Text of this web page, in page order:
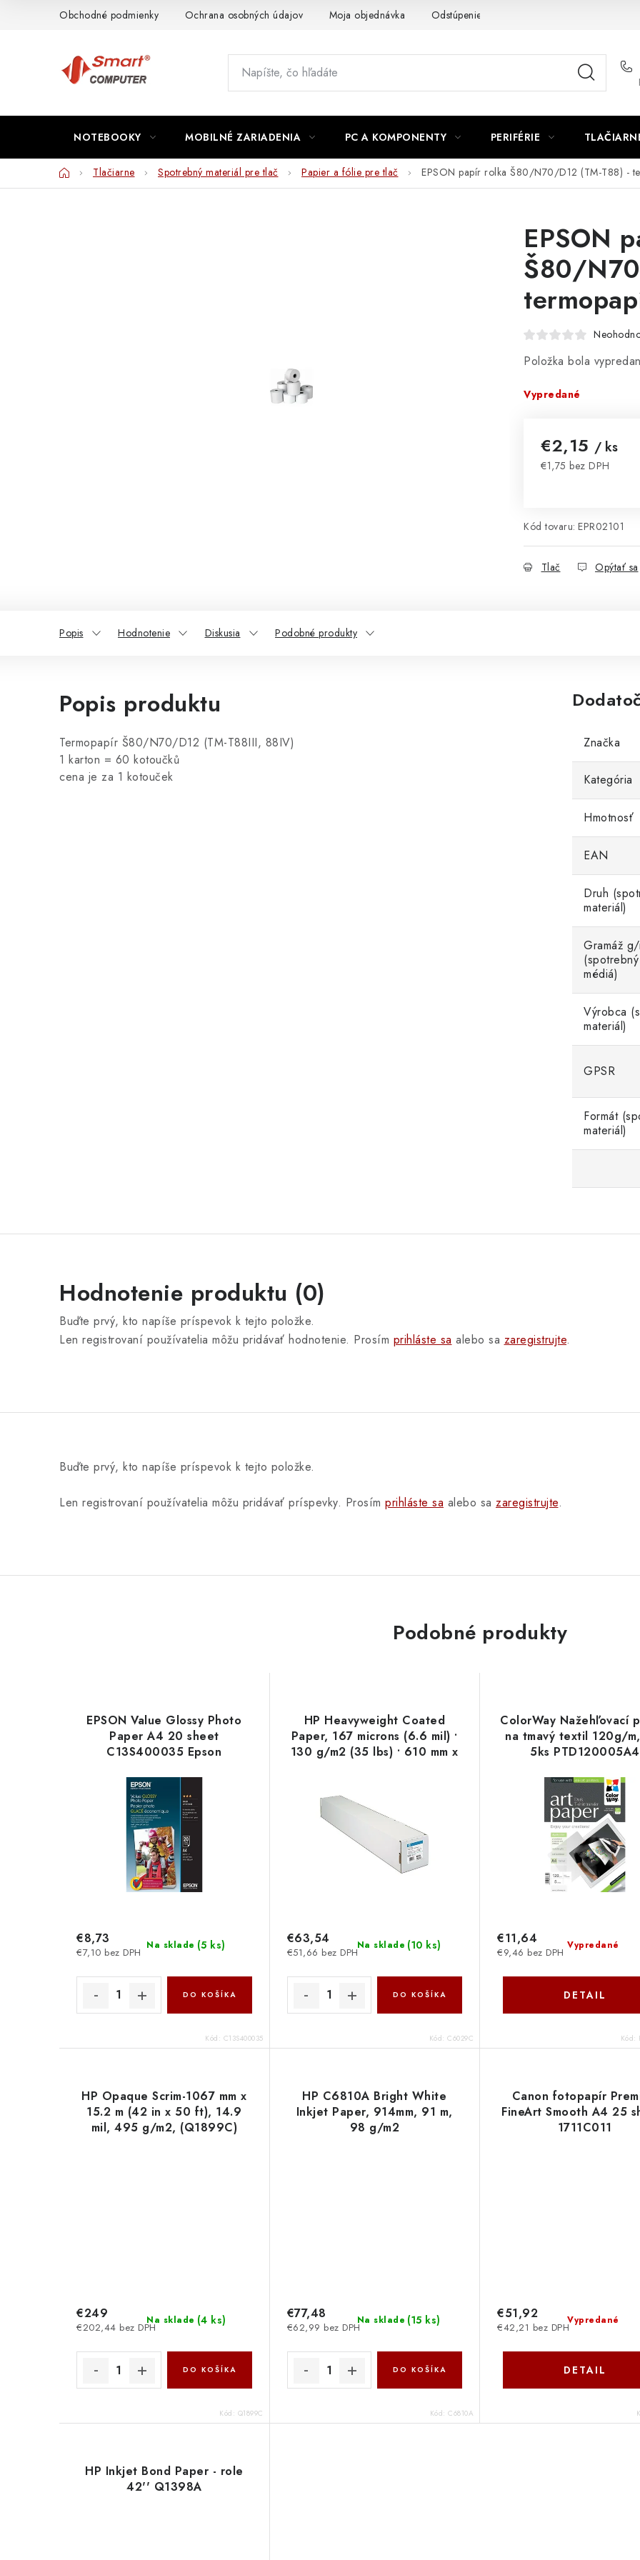
Obchodné podmienky Ochrana osobných údajov Moja objednávka Odstúpenie od zmluvy
NOTEBOOKY MOBILNÉ ZARIADENIA PC A KOMPONENTY PERIFÉRIE
DomovTlačiarne Spotrebný materiál pre tlač Papier a fólie pre tlač EPSON papír rolka Š80/N70/D12 (TM-T88) -
EPSON
Š80/
Položka bola
Vypredané
€2,15 / ks
€1,75 bez DPH
Kód tovaru: EPR02101
Tlač Opýtať sa
Popis Hodnotenie Diskusia Podobné produkty
Popis produktu
Termopapír Š80/N70/D12 (TM-T88III, 88IV)
1 karton = 60 kotoučků
cena je za 1 kotouček
Značka
Kategória
Hmotnosť
EAN
Druh
materiál)
Gramáž g/
médiá)
Výrobca
materiál)
GPSR
Formát
materiál)
Hodnotenie produktu (0)
Buďte prvý, kto napíše príspevok k tejto položke.
Len registrovaní používatelia môžu pridávať hodnotenie. Prosím prihláste sa alebo sa zaregistrujte.
Buďte prvý, kto napíše príspevok k tejto položke.
Len registrovaní používatelia môžu pridávať príspevky. Prosím prihláste sa alebo sa zaregistrujte.
Podobné produkty
EPSON Value Glossy Photo
Paper A4 20 sheet
C13S400035 Epson
Na sklade (5 ks)
€7,10 bez DPH
€8,73
DO KOŠÍKA
Kód: C13S400035
HP Heavyweight Coated
Paper, 167 microns (6.6 mil) •
130 g/m2 (35 lbs) • 610 mm x
Na sklade (10 ks)
€51,66 bez DPH
€63,54
DO KOŠÍKA
Kód: C6029C
ColorWay Nažehľovací
na tmavý textil 120g/
5ks PTD120005A4
Vypredané
€9,46 bez DPH
€11,64
DETAIL
Kód:
HP Opaque Scrim-1067 mm x
15.2 m (42 in x 50 ft), 14.9
mil, 495 g/m2, (Q1899C)
Na sklade (4 ks)
€202,44 bez DPH
€249
DO KOŠÍKA
Kód: Q1899C
HP C6810A Bright White
Inkjet Paper, 914mm, 91 m,
98 g/m2
Na sklade (15 ks)
€62,99 bez DPH
€77,48
DO KOŠÍKA
Kód: C6810A
Canon fotopapír
FineArt Smooth A4 25
1711C011
Vypredané
€42,21 bez DPH
€51,92
DETAIL
HP Inkjet Bond Paper - role
42'' Q1398A